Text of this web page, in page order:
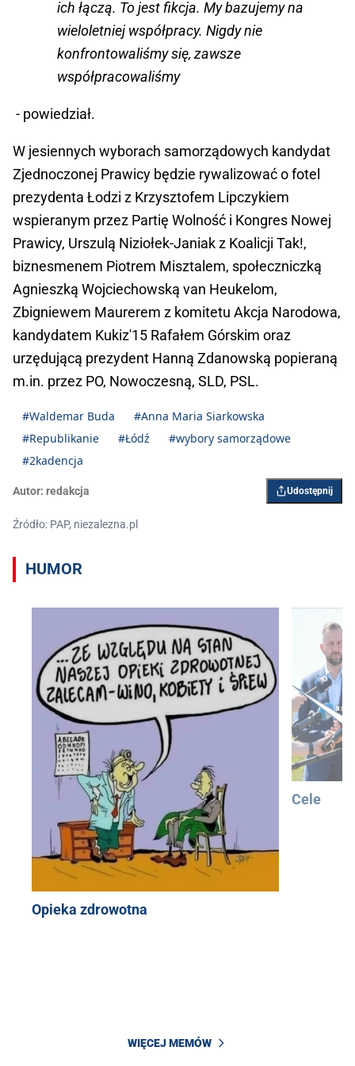
ich łączą. To jest fikcja. My bazujemy na
wieloletniej współpracy. Nigdy nie
konfrontowaliśmy się, zawsze
współpracowaliśmy
- powiedział.
W jesiennych wyborach samorządowych kandydat
Zjednoczonej Prawicy będzie rywalizować o fotel
prezydenta Łodzi z Krzysztofem Lipczykiem
wspieranym przez Partię Wolność i Kongres Nowej
Prawicy, Urszulą Niziołek-Janiak z Koalicji Tak!,
biznesmenem Piotrem Misztalem, społeczniczką
Agnieszką Wojciechowską van Heukelom,
Zbigniewem Maurerem z komitetu Akcja Narodowa,
kandydatem Kukiz'15 Rafałem Górskim oraz
urzędującą prezydent Hanną Zdanowską popieraną
m.in. przez PO, Nowoczesną, SLD, PSL.
#Waldemar Buda
#Anna Maria Siarkowska
#Republikanie
#Łódź
#wybory samorządowe
#2kadencja
Autor: redakcja Udostępnij
Źródło: PAP, niezalezna.pl
HUMOR
Opieka zdrowotna
Cele
WIĘCEJ MEMÓW